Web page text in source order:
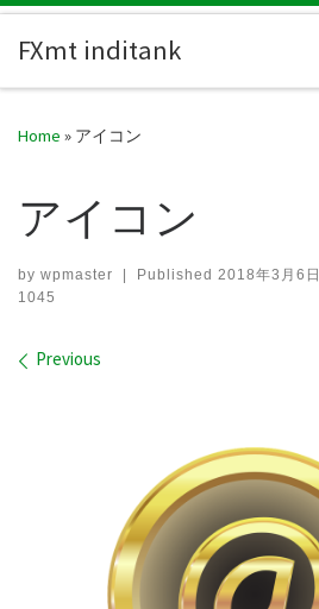
FXmt inditank
Home » アイコン
アイコン
by wpmaster | Published 2018年3月6日
1045
Images navigation
Previous